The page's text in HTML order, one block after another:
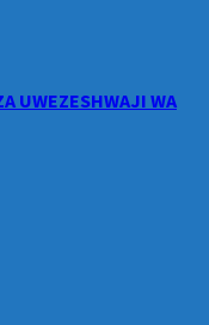
UWEZESHWAJI WA